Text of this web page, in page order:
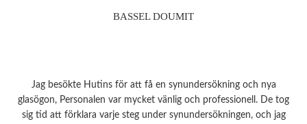
BASSEL DOUMIT
Jag besökte Hutins för att få en synundersökning och nya
glasögon, Personalen var mycket vänlig och professionell. De tog
sig tid att förklara varje steg under synundersökningen, och jag